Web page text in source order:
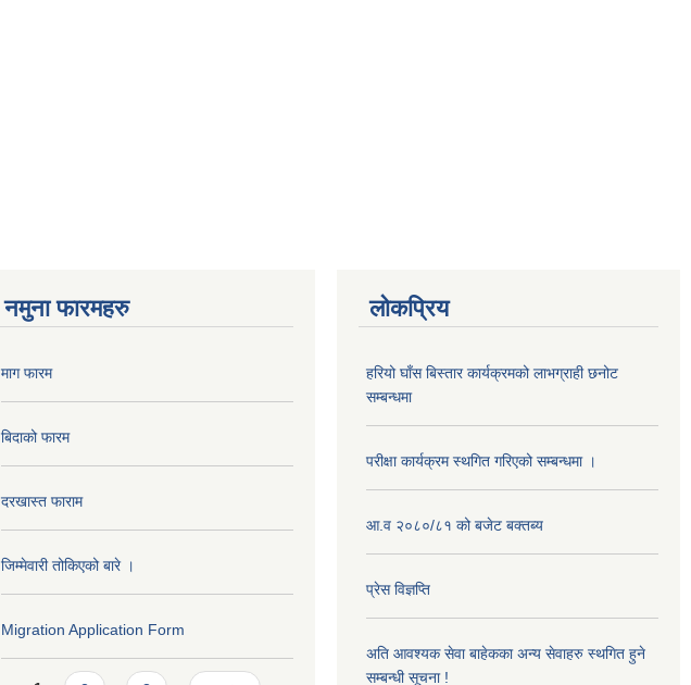
नमुना फारमहरु
माग फारम
बिदाको फारम
दरखास्त फाराम
जिम्मेवारी तोकिएको बारे ।
Migration Application Form
लोकप्रिय
हरियो घाँस बिस्तार कार्यक्रमको लाभग्राही छनोट
सम्बन्धमा
परीक्षा कार्यक्रम स्थगित गरिएको सम्बन्धमा ।
आ.व २०८०/८१ को बजेट बक्तब्य
प्रेस विज्ञप्ति
अति आवश्यक सेवा बाहेकका अन्य सेवाहरु स्थगित हुने
सम्बन्धी सूचना !